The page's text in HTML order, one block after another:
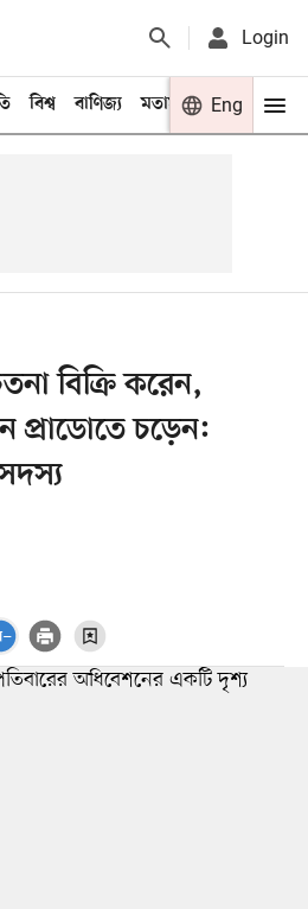
Login
বিশ্ব বাণিজ্য মতামত খেলা
Eng
বিক্রি করেন,
প্রাডোতে চড়েন: